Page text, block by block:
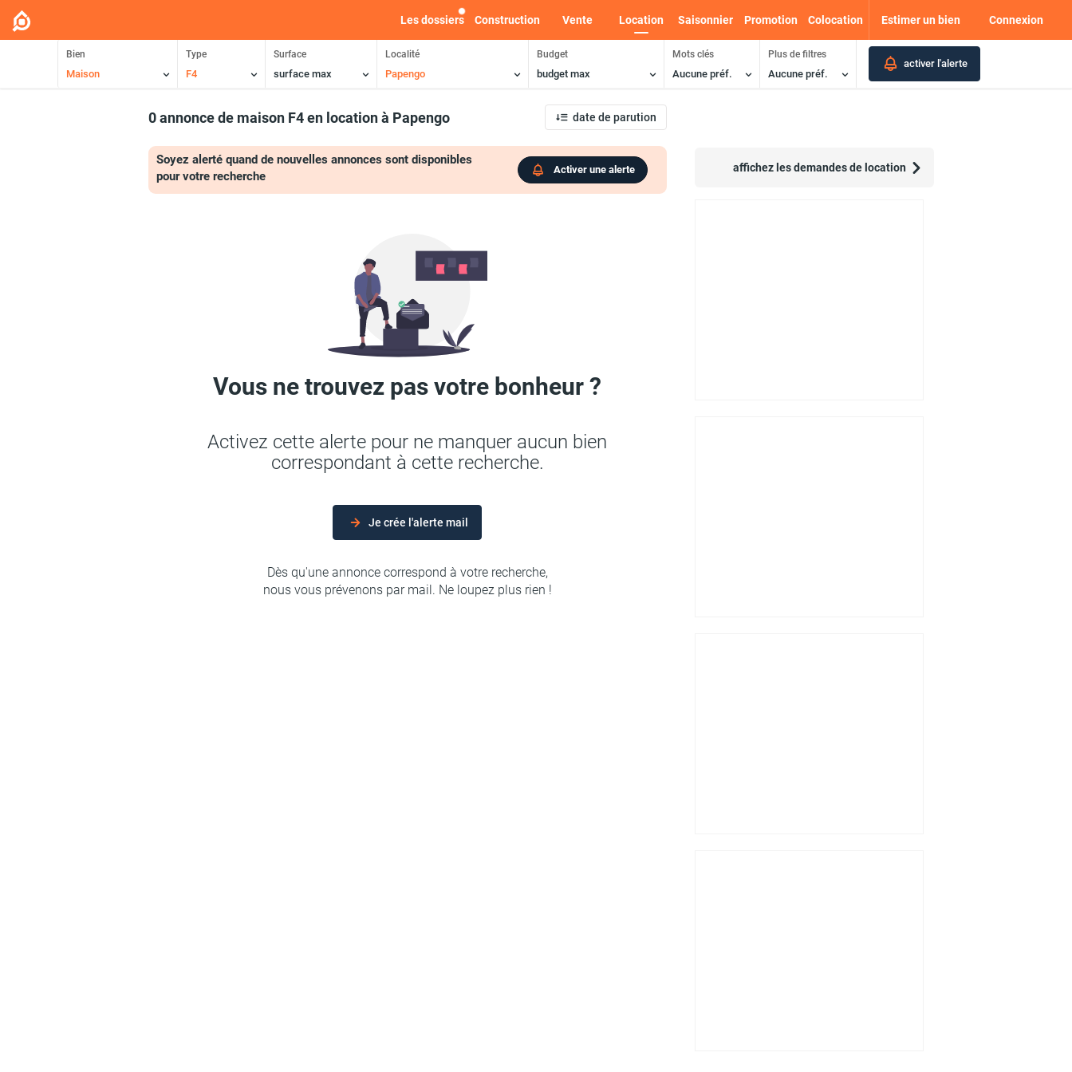
Estimer un bien Connexion
Les dossiers Construction Vente Location Saisonnier Promotion Colocation
Bien
Maison
Type
F4
Surface
surface max
Localité
Papengo
Budget
budget max
Mots clés
Aucune préf.
Plus de filtres
Aucune préf.
activer l'alerte
0 annonce de maison F4 en locationà Papengo date de parution
Soyez alerté quand de nouvelles annonces sont disponibles
pour votre recherche
Activer une alerte
Vous ne trouvez pas votre bonheur ?
Activez cette alerte pour ne manquer aucun bien
correspondant à cette recherche.
Je crée l'alerte mail
Dès qu'une annonce correspond à votre recherche,
nous vous prévenons par mail. Ne loupez plus rien !
affichez les demandes de location